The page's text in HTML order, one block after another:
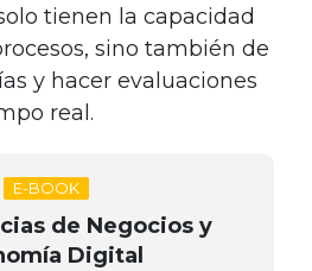
tienen la capacidad
sino también de
y hacer evaluaciones
real.
E-BOOK
de Negocios y
Digital